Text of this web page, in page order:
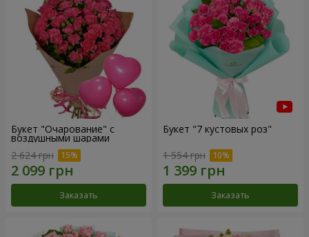
Букет "Очарование" с
воздушными шарами
2 624 грн
Заказать
Букет "7 кустовых роз"
1 554 грн
Заказать